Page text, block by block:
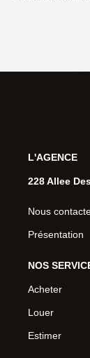
L'AGENCE
228 Allee
Nous
Présentation
NOS
Acheter
Louer
Estimer